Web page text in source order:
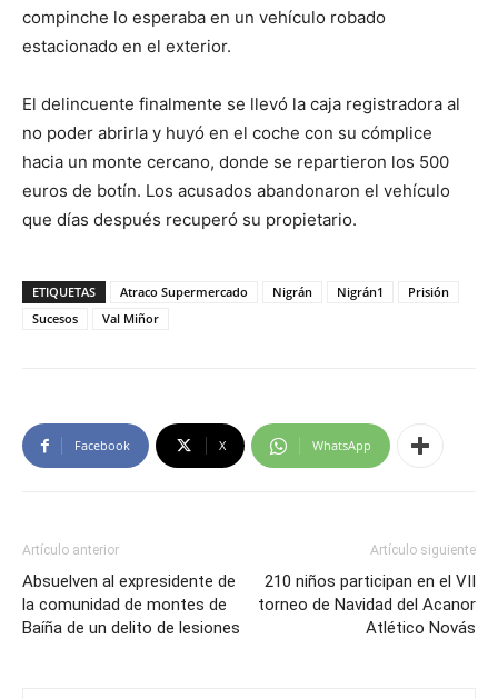
compinche lo esperaba en un vehículo robado
estacionado en el exterior.
El delincuente finalmente se llevó la caja registradora al
no poder abrirla y huyó en el coche con su cómplice
hacia un monte cercano, donde se repartieron los 500
euros de botín. Los acusados abandonaron el vehículo
que días después recuperó su propietario.
ETIQUETAS Atraco Supermercado Nigrán Nigrán1
Prisión
Sucesos
Val Miñor
Facebook X WhatsApp
Artículo anterior
Absuelven al expresidente de
la comunidad de montes de
Baíña de un delito de lesiones
Artículo siguiente
210 niños participan en el VII
torneo de Navidad del Acanor
Atlético Novás